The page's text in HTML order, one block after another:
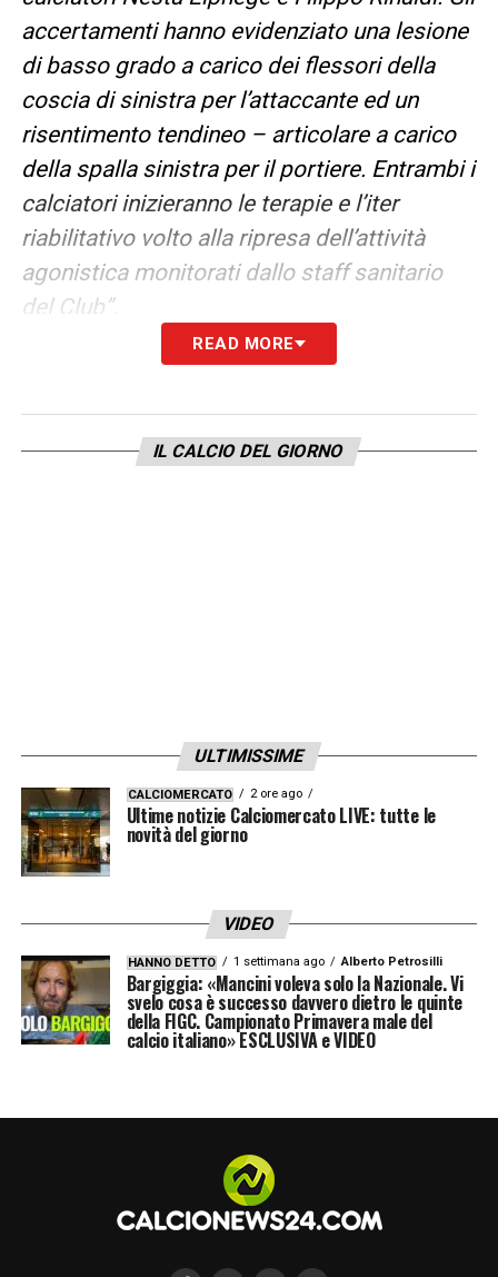
accertamenti hanno evidenziato una lesione
di basso grado a carico dei flessori della
coscia di sinistra per l’attaccante ed un
risentimento tendineo – articolare a carico
della spalla sinistra per il portiere. Entrambi i
calciatori inizieranno le terapie e l’iter
riabilitativo volto alla ripresa dell’attività
agonistica monitorati dallo staff sanitario
del Club”.
Ultime Notizie Serie A: tutte le novità del
LA PLAYLIST DELLE NOSTRE TOP NEWS
READ MORE
IL CALCIO DEL GIORNO
ULTIMISSIME
CALCIOMERCATO 2 ore ago
Ultime notizie Calciomercato LIVE: tutte le
novità del giorno
VIDEO
HANNO DETTO 1 settimana ago Alberto Petrosilli
Bargiggia: «Mancini voleva solo la Nazionale. Vi
svelo cosa è successo davvero dietro le quinte
della FIGC. Campionato Primavera male del
calcio italiano» ESCLUSIVA e VIDEO